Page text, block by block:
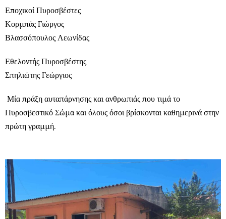
Εποχικοί Πυροσβέστες
Κορμπάς Γιώργος
Βλασσόπουλος Λεωνίδας
Εθελοντής Πυροσβέστης
Σπηλιώτης Γεώργιος
Μία πράξη αυταπάρνησης και ανθρωπιάς που τιμά το
Πυροσβεστικό Σώμα και όλους όσοι βρίσκονται καθημερινά στην
πρώτη γραμμή.